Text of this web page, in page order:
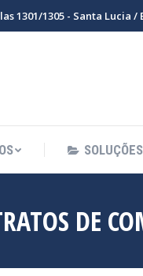
1301/1305 - Santa Lucia /
DE